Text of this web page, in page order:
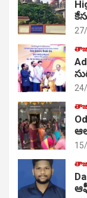
తాజా
తాజా
తాజా